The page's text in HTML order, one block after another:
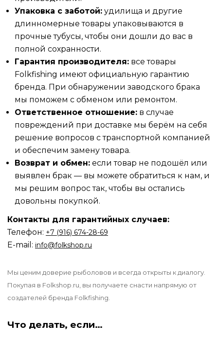
Упаковка с заботой: удилища и другие
длинномерные товары упаковываются в
прочные тубусы, чтобы они дошли до вас в
полной сохранности.
Гарантия производителя: все товары
Folkfishing имеют официальную гарантию
бренда. При обнаружении заводского брака
мы поможем с обменом или ремонтом.
Ответственное отношение: в случае
повреждений при доставке мы берём на себя
решение вопросов с транспортной компанией
и обеспечим замену товара.
Возврат и обмен: если товар не подошёл или
выявлен брак — вы можете обратиться к нам, и
мы решим вопрос так, чтобы вы остались
довольны покупкой.
Контакты для гарантийных случаев:
Телефон: ‪‪+7 (916) 674-28-69
E-mail: info@folkshop.ru
Мы ценим доверие рыболовов и всегда открыты к диалогу.
Покупая в Folkshop.ru, вы получаете снасти напрямую от
создателей бренда Folkfishing.
Что делать, если…